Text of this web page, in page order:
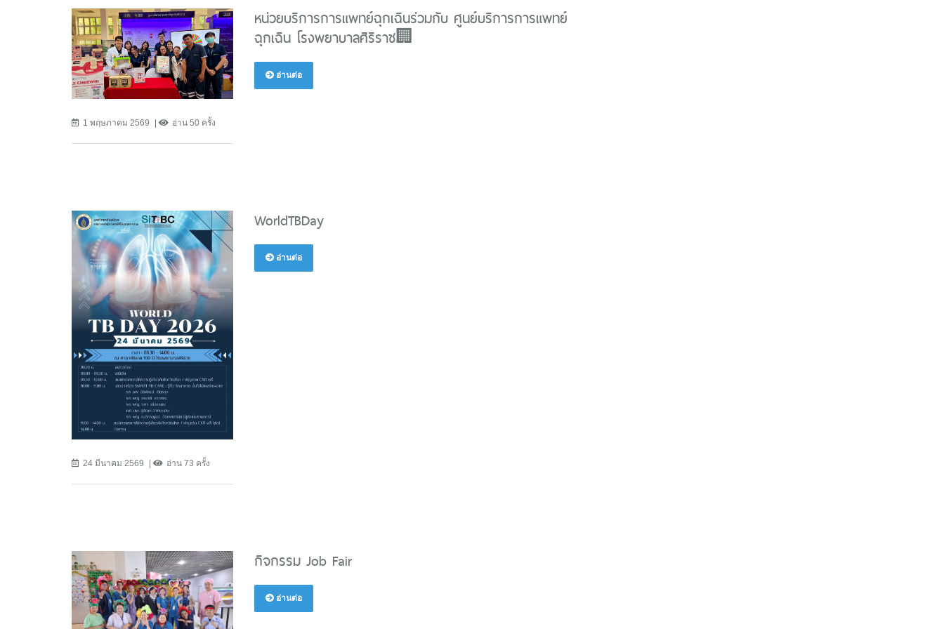
1 พฤษภาคม 2569 อ่าน 50 ครั้ง
หน่วยบริการการแพทย์ฉุกเฉินร่วมกับ ศูนย์บริการการแพทย์
ฉุกเฉิน โรงพยาบาลศิริราช🏢
อ่านต่อ
24 มีนาคม 2569 อ่าน 73 ครั้ง
WorldTBDay
อ่านต่อ
กิจกรรม Job Fair
อ่านต่อ